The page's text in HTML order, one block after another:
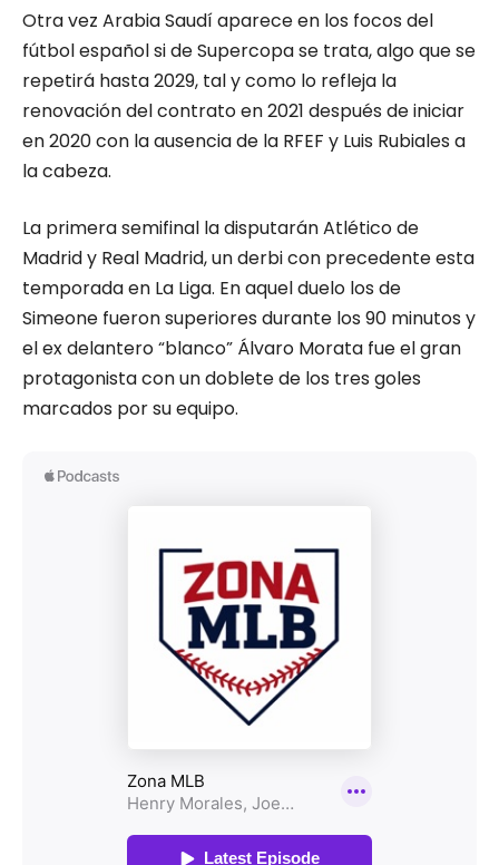
Otra vez Arabia Saudí aparece en los focos del
fútbol español si de Supercopa se trata, algo que se
repetirá hasta 2029, tal y como lo refleja la
renovación del contrato en 2021 después de iniciar
en 2020 con la ausencia de la RFEF y Luis Rubiales a
la cabeza.
La primera semifinal la disputarán Atlético de
Madrid y Real Madrid, un derbi con precedente esta
temporada en La Liga. En aquel duelo los de
Simeone fueron superiores durante los 90 minutos y
el ex delantero “blanco” Álvaro Morata fue el gran
protagonista con un doblete de los tres goles
marcados por su equipo.